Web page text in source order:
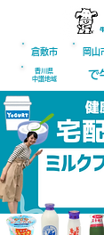
倉敷市 ​岡山
​香川県
​中讃地域
で